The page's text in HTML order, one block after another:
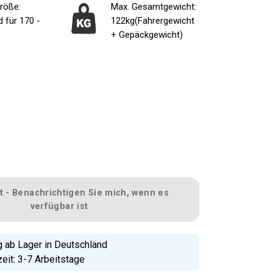
für 170 -
Max. Gesamtgewicht:
122kg(Fahrergewicht
+ Gepäckgewicht)
- Benachrichtigen Sie mich, wenn es
verfügbar ist
ab Lager in Deutschland
3-7 Arbeitstage